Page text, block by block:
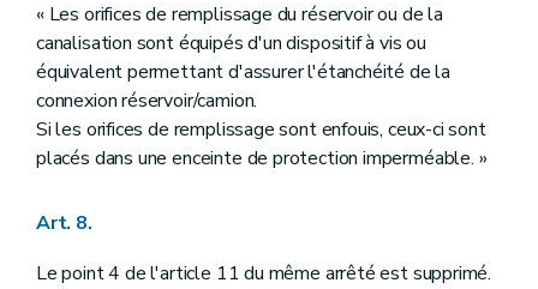
« Les orifices de remplissage du réservoir ou de la
canalisation sont équipés d'un dispositif à vis ou
équivalent permettant d'assurer l'étanchéité de la
connexion réservoir/camion.
Si les orifices de remplissage sont enfouis, ceux-ci sont
placés dans une enceinte de protection imperméable. »
Art. 8.
Le point 4 de l'article 11 du même arrêté est supprimé.